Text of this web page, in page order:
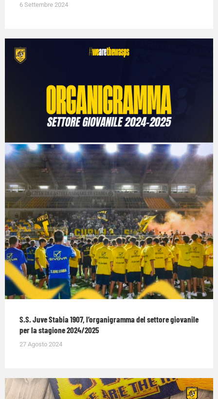
6 Settembre 2024
S.S. Juve Stabia 1907, l’organigramma del settore giovanile
per la stagione 2024/2025
27 Agosto 2024